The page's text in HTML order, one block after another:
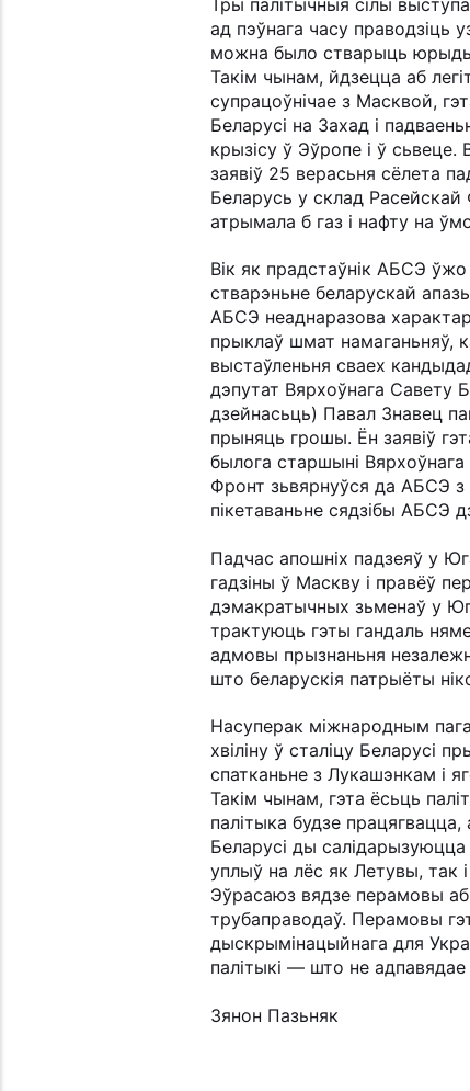
ад пэўнага часу праводзіць
можна было стварыць
Такім чынам, йдзецца аб
супрацоўнічае з Масквой,
Беларусі на Захад і
крызісу ў Эўропе і ў
заявіў 25 верасьня сёлета
Беларусь у склад
атрымала б газ і нафту на
Вік як прадстаўнік АБСЭ
стварэньне беларускай
АБСЭ неаднаразова
прыклаў шмат намаганьняў,
выстаўленьня сваех
дэпутат Вярхоўнага Савету
дзейнасьць) Павал Знавец
прыняць грошы. Ён заявіў
былога старшыні
Фронт зьвярнуўся да АБСЭ з
пікетаваньне сядзібы АБСЭ
Падчас апошніх падзеяў у
гадзіны ў Маскву і правёў
дэмакратычных зьменаў у
трактуюць гэты гандаль
адмовы прызнаньня
што беларускія патрыёты
Насуперак міжнародным
хвіліну ў сталіцу Беларусі
спатканьне з Лукашэнкам і
Такім чынам, гэта ёсьць
палітыка будзе
Беларусі ды
уплыў на лёс як Летувы, так
Эўрасаюз вядзе перамовы аб
трубаправодаў. Перамовы
дыскрымінацыйнага для
палітыкі — што не
Зянон Пазьняк